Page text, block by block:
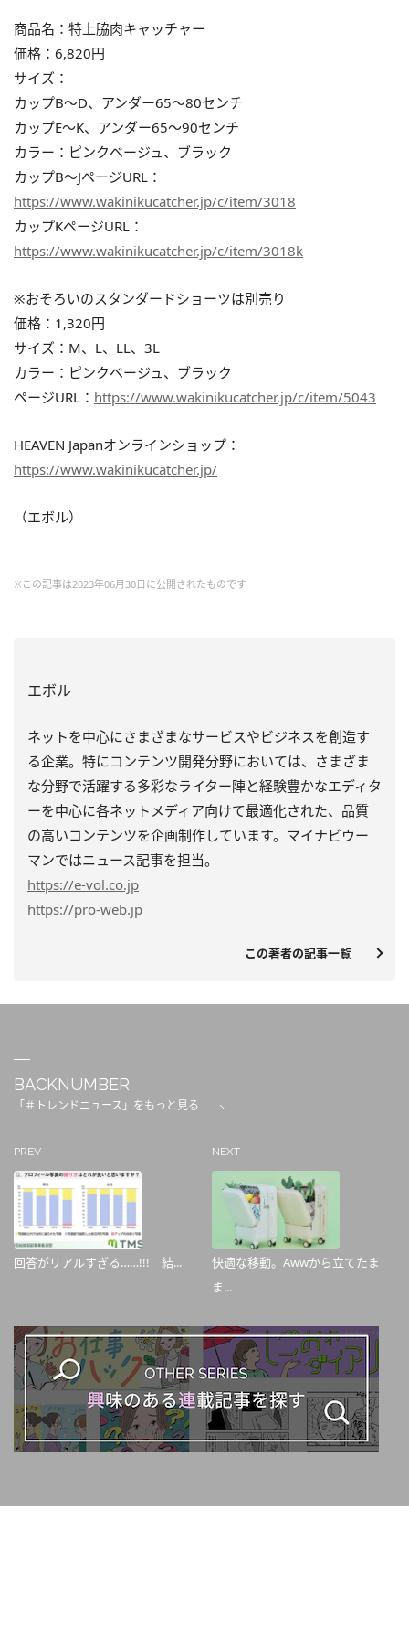
商品名：特上脇肉キャッチャー
価格：6,820円
サイズ：
カップB～D、アンダー65～80センチ
カップE～K、アンダー65～90センチ
カラー：ピンクベージュ、ブラック
カップB～JページURL：
https://www.wakinikucatcher.jp/c/item/3018
カップKページURL：
https://www.wakinikucatcher.jp/c/item/3018k
※おそろいのスタンダードショーツは別売り
価格：1,320円
サイズ：M、L、LL、3L
カラー：ピンクベージュ、ブラック
ページURL： https://www.wakinikucatcher.jp/c/item/5043
HEAVEN Japanオンラインショップ：
https://www.wakinikucatcher.jp/
（エボル）
※この記事は2023年06月30日に公開されたものです
エボル
ネットを中心にさまざまなサービスやビジネスを創造す
る企業。特にコンテンツ開発分野においては、さまざま
な分野で活躍する多彩なライター陣と経験豊かなエディタ
ーを中心に各ネットメディア向けて最適化された、品質
の高いコンテンツを企画制作しています。マイナビウー
マンではニュース記事を担当。
https://e-vol.co.jp
https://pro-web.jp
この著者の記事一覧
BACKNUMBER
「＃トレンドニュース」をもっと見る
PREV
回答がリアルすぎる……!!! 結...
NEXT
快適な移動。Awwから立てたま
ま...